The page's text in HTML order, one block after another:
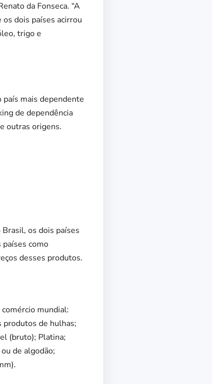
da Fonseca. “A
dois países acirrou
trigo e
mais dependente
de dependência
outras origens.
os dois países
como
desses produtos.
mundial:
de hulhas;
(bruto); Platina;
de algodão;